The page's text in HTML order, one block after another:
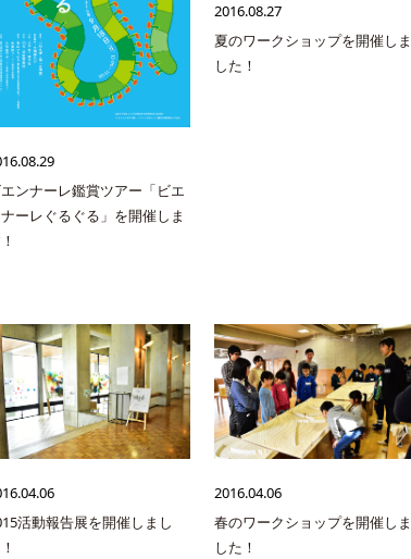
ンナーレ鑑賞ツアー「ビエ
ーレぐるぐる」を開催しま
2016.08.27
夏のワークショップを開催しま
した！
活動報告展を開催しまし
2016.04.06
春のワークショップを開催しま
した！